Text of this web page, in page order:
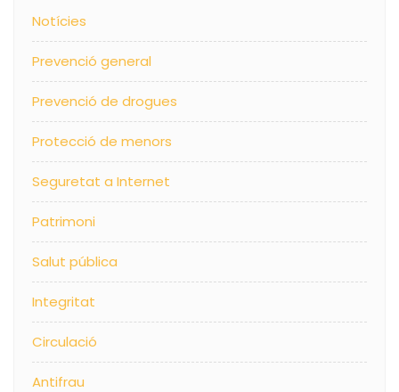
Notícies
Prevenció general
Prevenció de drogues
Protecció de menors
Seguretat a Internet
Patrimoni
Salut pública
Integritat
Circulació
Antifrau